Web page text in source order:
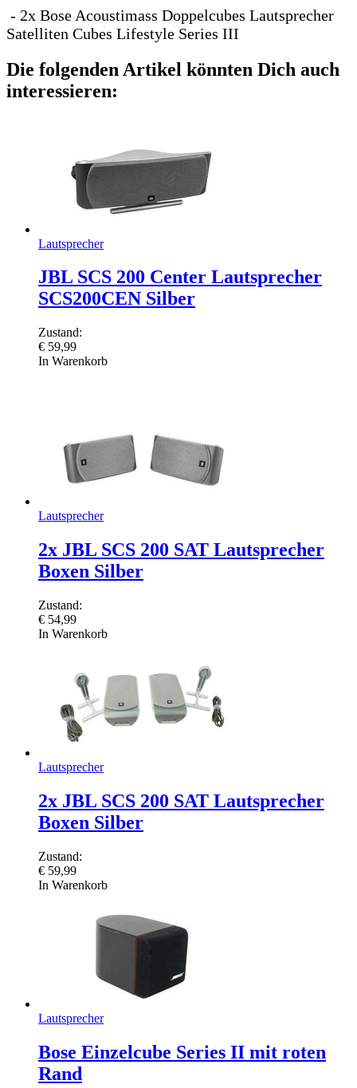
- 2x Bose Acoustimass Doppelcubes Lautsprecher
Satelliten Cubes Lifestyle Series III
Die folgenden Artikel könnten Dich auch
interessieren:
Lautsprecher
JBL SCS 200 Center Lautsprecher
SCS200CEN Silber
Zustand:
€ 59,99
In Warenkorb
Lautsprecher
2x JBL SCS 200 SAT Lautsprecher
Boxen Silber
Zustand:
€ 54,99
In Warenkorb
Lautsprecher
2x JBL SCS 200 SAT Lautsprecher
Boxen Silber
Zustand:
€ 59,99
In Warenkorb
Lautsprecher
Bose Einzelcube Series II mit roten
Rand